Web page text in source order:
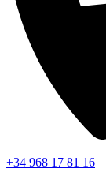
+34 968 17 81 16